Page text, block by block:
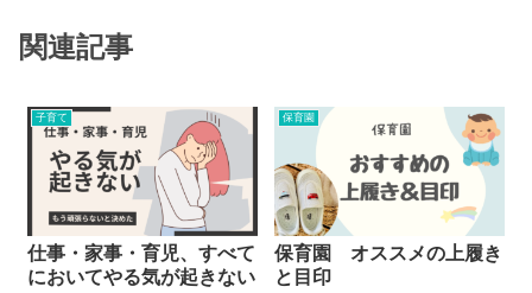
関連記事
子育て
仕事・家事・育児、すべて
においてやる気が起きない
保育園
保育園 オススメの上履き
と目印